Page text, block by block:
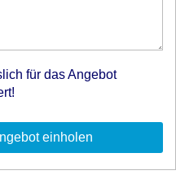
für das Angebot